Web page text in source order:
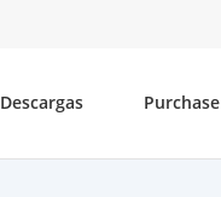
Descargas Purchase